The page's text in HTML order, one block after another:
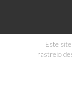
Este
rastreio